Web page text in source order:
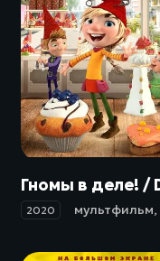
2020 мультфильм,